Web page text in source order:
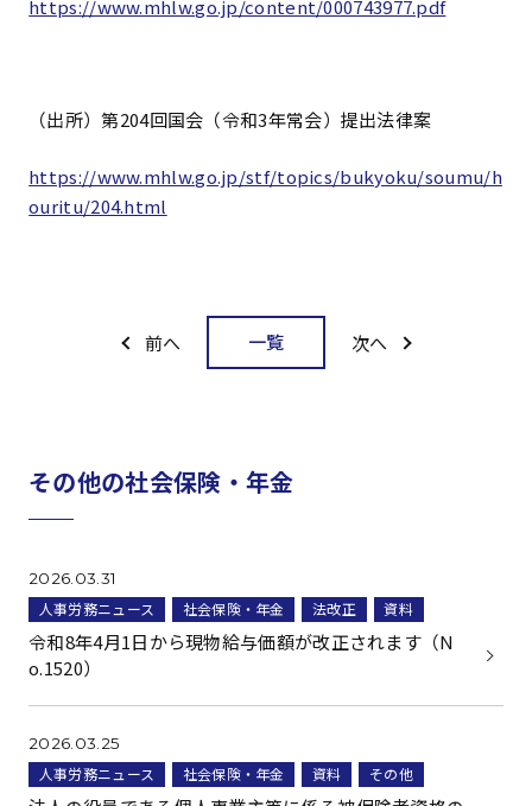
https://www.mhlw.go.jp/content/000743977.pdf
（出所）第204回国会（令和3年常会）提出法律案
https://www.mhlw.go.jp/stf/topics/bukyoku/soumu/h
ouritu/204.html
前へ 一覧 次へ
その他の社会保険・年金
2026.03.31
人事労務ニュース 社会保険・年金 法改正 資料
令和8年4月1日から現物給与価額が改正されます（N
o.1520）
2026.03.25
人事労務ニュース 社会保険・年金 資料 その他